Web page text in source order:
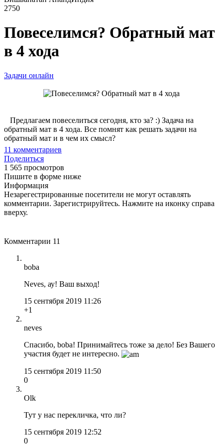
2750
Повеселимся? Обратный мат
в 4 хода
Задачи онлайн
Предлагаем повеселиться сегодня, кто за? :) Задача на
обратный мат в 4 хода. Все помнят как решать задачи на
обратный мат и в чем их смысл?
11 комментариев
Поделиться
1 565 просмотров
Пишите в форме ниже
Информация
Незарегестрированные посетители не могут оставлять
комментарии. Зарегистрируйтесь. Нажмите на иконку справа
вверху.
Комментарии 11
boba
Neves, ау! Ваш выход!
15 сентября 2019 11:26
+1
neves
Спасибо, boba! Принимайтесь тоже за дело! Без Вашего
участия будет не интересно.
15 сентября 2019 11:50
0
Olk
Тут у нас перекличка, что ли?
15 сентября 2019 12:52
0